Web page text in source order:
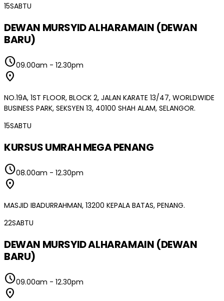
15SABTU
DEWAN MURSYID ALHARAMAIN (DEWAN
BARU)
schedule09.00am - 12.30pm
location_on
NO.19A, 1ST FLOOR, BLOCK 2, JALAN KARATE 13/47, WORLDWIDE
BUSINESS PARK, SEKSYEN 13, 40100 SHAH ALAM, SELANGOR.
15SABTU
KURSUS UMRAH MEGA PENANG
schedule08.00am - 12.30pm
location_on
MASJID IBADURRAHMAN, 13200 KEPALA BATAS, PENANG.
22SABTU
DEWAN MURSYID ALHARAMAIN (DEWAN
BARU)
schedule09.00am - 12.30pm
location_on